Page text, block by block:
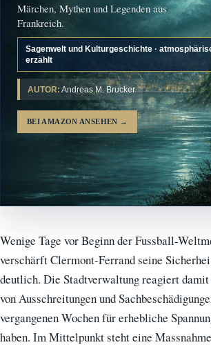
Märchen, Mythen und Legenden aus
Frankreich.
Sagenwelt und Kulturgeschichte ·
erzählt
AUTOR: Andreas M. Brucker
BEI AMAZON ANSEHEN →
Wenige Tage vor Beginn der Fussball-
verschärft Clermont-Ferrand seine
deutlich. Die Stadtverwaltung reagiert
von Ausschreitungen und
vergangenen Wochen für erhebliche
haben. Im Mittelpunkt steht eine